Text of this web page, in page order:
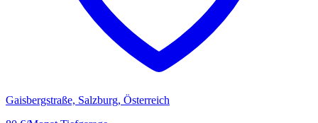
Gaisbergstraße, Salzburg, Österreich